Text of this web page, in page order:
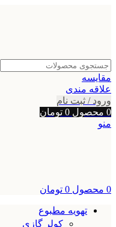
مقایسه
علاقه مندی
ورود / ثبت نام
0 محصول 0 تومان
منو
0 محصول 0 تومان
تهویه مطبوع
کولر گازی